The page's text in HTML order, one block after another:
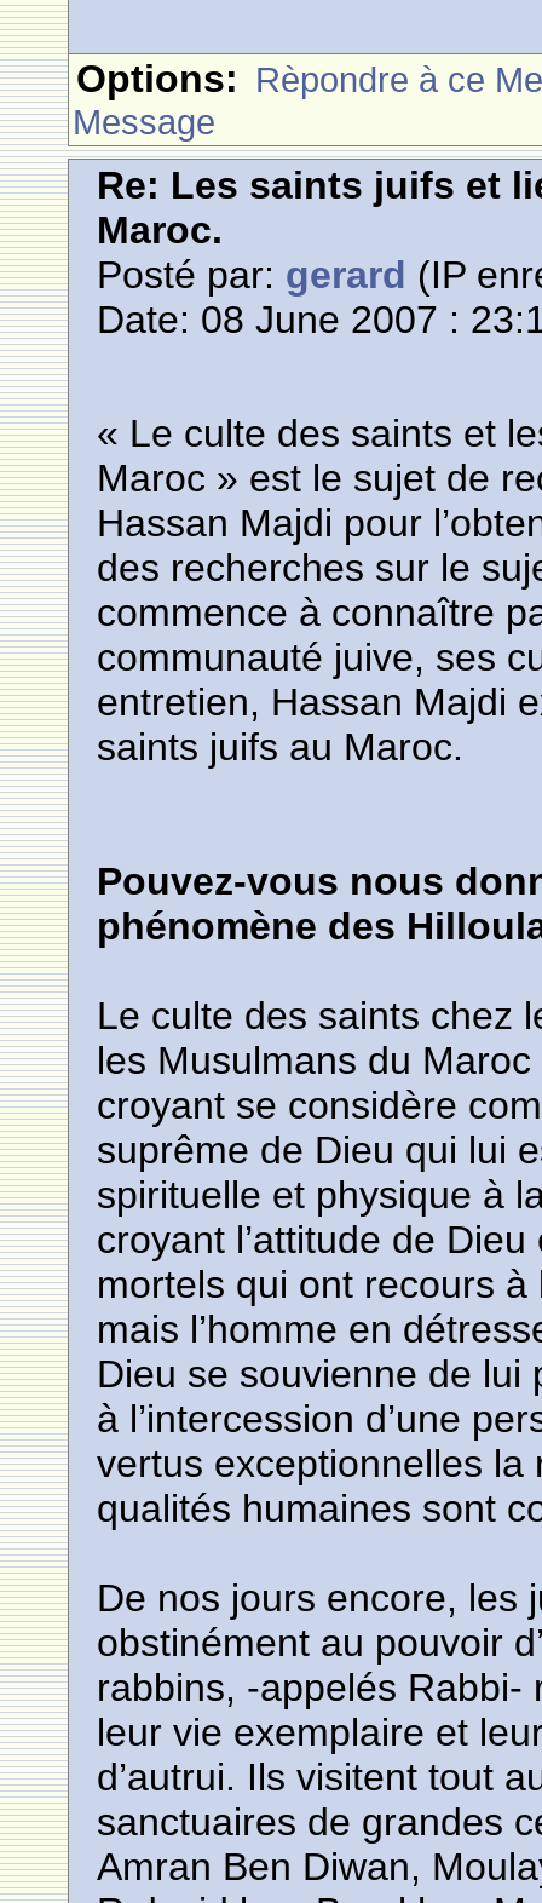
Options: Rèpondre à ce
Message
Re: Les saints juifs et
Maroc.
Posté par: gerard (IP
Date: 08 June 2007 :
« Le culte des saints et
Maroc » est le sujet de
Hassan Majdi pour
des recherches sur le
commence à connaître
communauté juive, ses
entretien, Hassan Majdi
saints juifs au Maroc.
Pouvez-vous nous
phénomène des
Le culte des saints chez
les Musulmans du
croyant se considère
suprême de Dieu qui lui
spirituelle et physique à
croyant l’attitude de
mortels qui ont recours à
mais l’homme en
Dieu se souvienne de lui
à l’intercession d’une
vertus exceptionnelles
qualités humaines sont
De nos jours encore, les
obstinément au pouvoir
rabbins, -appelés Rabbi-
leur vie exemplaire et
d’autrui. Ils visitent tout
sanctuaires de grandes
Amran Ben Diwan,